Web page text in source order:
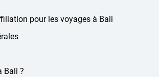
pour les voyages à Bali
Bali ?